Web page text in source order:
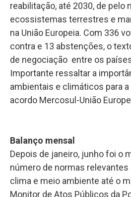
reabilitação, até 2030, de pelo
ecossistemas terrestres e
na União Europeia. Com 336
contra e 13 abstenções, o
de negociação entre os
Importante ressaltar a
ambientais e climáticos para
acordo Mercosul-União
Balanço mensal
Depois de janeiro, junho foi o
número de normas relevantes
clima e meio ambiente até o
Monitor de Atos Públicos da